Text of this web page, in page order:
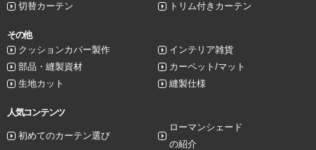
切替カーテン トリム付きカーテン
その他
クッションカバー製作
インテリア雑貨
部品・縫製資材
カーペット/マット
生地カット
縫製仕様
人気コンテンツ
初めてのカーテン選び
ローマンシェード
の紹介